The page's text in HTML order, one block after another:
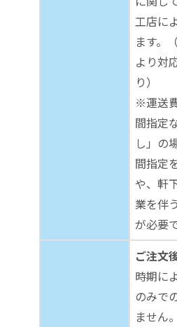
工店に
ます。
より対
り）
※運送
間指定
し」の
間指定
や、軒
業を伴
が必要
ご注文
時期に
のみで
ません